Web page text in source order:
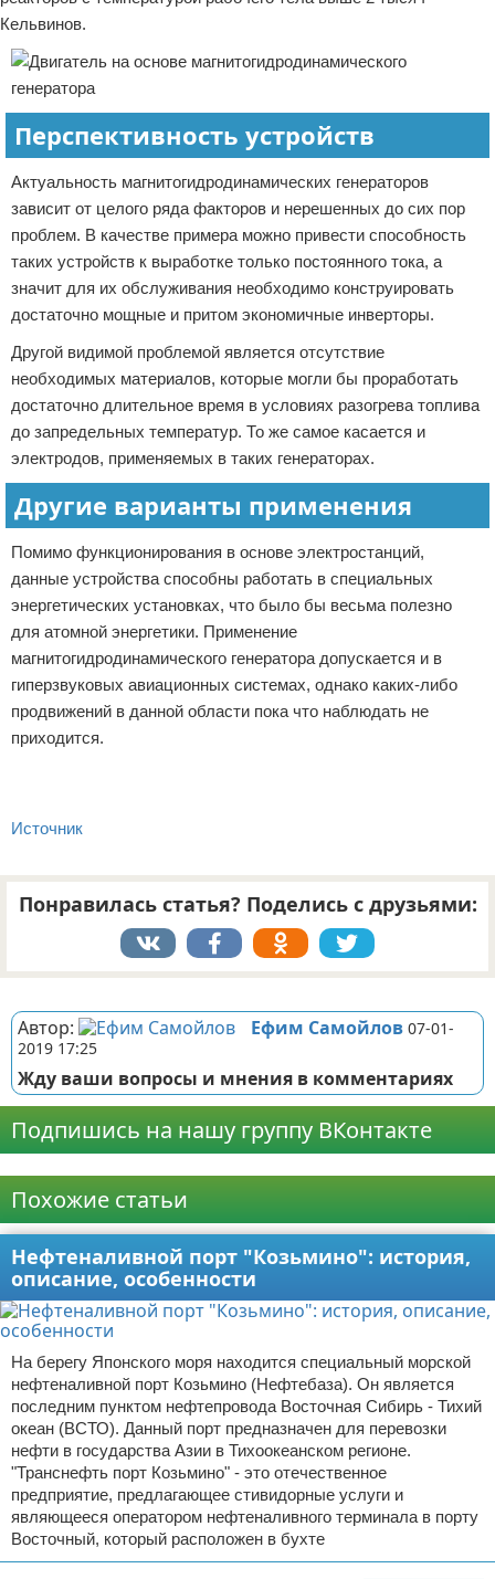
Кельвинов.
Перспективность устройств
Актуальность магнитогидродинамических генераторов
зависит от целого ряда факторов и нерешенных до сих пор
проблем. В качестве примера можно привести способность
таких устройств к выработке только постоянного тока, а
значит для их обслуживания необходимо конструировать
достаточно мощные и притом экономичные инверторы.
Другой видимой проблемой является отсутствие
необходимых материалов, которые могли бы проработать
достаточно длительное время в условиях разогрева топлива
до запредельных температур. То же самое касается и
электродов, применяемых в таких генераторах.
Другие варианты применения
Помимо функционирования в основе электростанций,
данные устройства способны работать в специальных
энергетических установках, что было бы весьма полезно
для атомной энергетики. Применение
магнитогидродинамического генератора допускается и в
гиперзвуковых авиационных системах, однако каких-либо
продвижений в данной области пока что наблюдать не
приходится.
Источник
Понравилась статья? Поделись с друзьями:
Автор: Ефим Самойлов 07-01-
2019 17:25
Жду ваши вопросы и мнения в комментариях
Подпишись на нашу группу ВКонтакте
Похожие статьи
Нефтеналивной порт "Козьмино": история,
описание, особенности
На берегу Японского моря находится специальный морской
нефтеналивной порт Козьмино (Нефтебаза). Он является
последним пунктом нефтепровода Восточная Сибирь - Тихий
океан (ВСТО). Данный порт предназначен для перевозки
нефти в государства Азии в Тихоокеанском регионе.
"Транснефть порт Козьмино" - это отечественное
предприятие, предлагающее стивидорные услуги и
являющееся оператором нефтеналивного терминала в порту
Восточный, который расположен в бухте